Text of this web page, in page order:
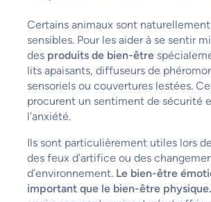
Certains animaux sont
sensibles. Pour les aider à se sentir
des produits de bien-être
lits apaisants, diffuseurs de
sensoriels ou couvertures lestées.
procurent un sentiment de sécurité
l’anxiété.
Ils sont particulièrement utiles lors
des feux d’artifice ou des
d’environnement. Le bien-être
important que le bien-être physique.